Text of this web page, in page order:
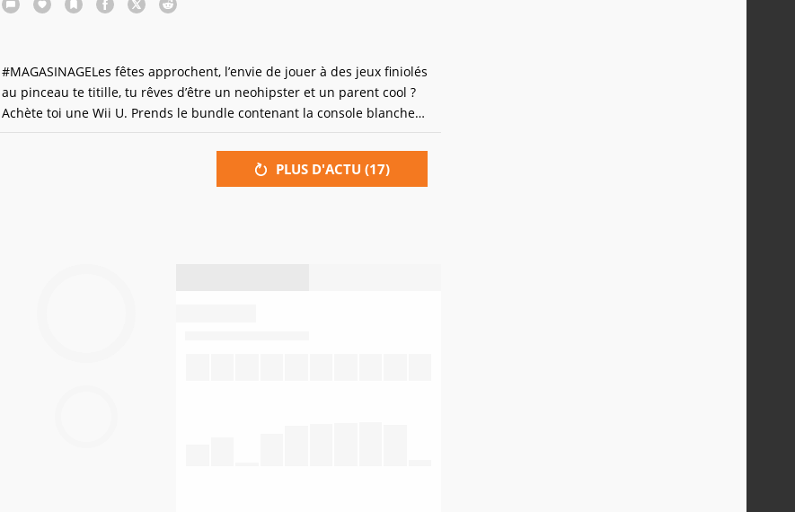
#MAGASINAGELes fêtes approchent, l’envie de jouer à des jeux finiolés
au pinceau te titille, tu rêves d’être un neo­hipster et un parent cool ?
Achète toi une Wii U. Prends le bundle contenant la console blanche
parce qu’elle est plus mieux, une Wiimote+ parce que ça sert
régulièrement pour les vrais jeux jouables jusqu’à 8, le jeu Just Dance
PLUS D'ACTU (17)